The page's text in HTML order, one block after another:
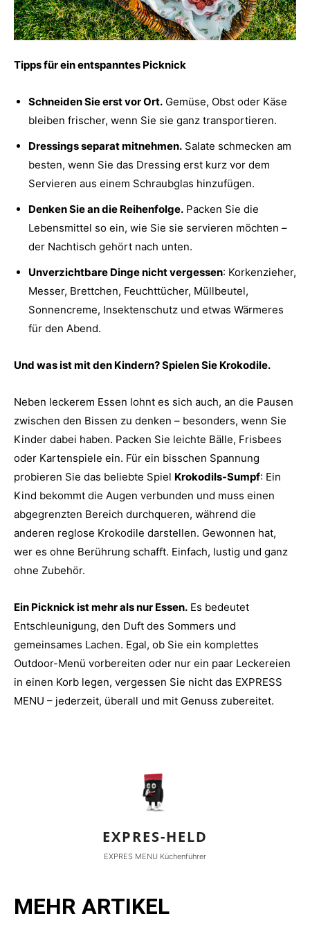
Tipps für ein entspanntes Picknick
Schneiden Sie erst vor Ort. Gemüse, Obst oder Käse
bleiben frischer, wenn Sie sie ganz transportieren.
Dressings separat mitnehmen. Salate schmecken am
besten, wenn Sie das Dressing erst kurz vor dem
Servieren aus einem Schraubglas hinzufügen.
Denken Sie an die Reihenfolge. Packen Sie die
Lebensmittel so ein, wie Sie sie servieren möchten –
der Nachtisch gehört nach unten.
Unverzichtbare Dinge nicht vergessen: Korkenzieher,
Messer, Brettchen, Feuchttücher, Müllbeutel,
Sonnencreme, Insektenschutz und etwas Wärmeres
für den Abend.
Und was ist mit den Kindern? Spielen Sie Krokodile.
Neben leckerem Essen lohnt es sich auch, an die Pausen
zwischen den Bissen zu denken – besonders, wenn Sie
Kinder dabei haben. Packen Sie leichte Bälle, Frisbees
oder Kartenspiele ein. Für ein bisschen Spannung
probieren Sie das beliebte Spiel Krokodils-Sumpf: Ein
Kind bekommt die Augen verbunden und muss einen
abgegrenzten Bereich durchqueren, während die
anderen reglose Krokodile darstellen. Gewonnen hat,
wer es ohne Berührung schafft. Einfach, lustig und ganz
ohne Zubehör.
Ein Picknick ist mehr als nur Essen. Es bedeutet
Entschleunigung, den Duft des Sommers und
gemeinsames Lachen. Egal, ob Sie ein komplettes
Outdoor-Menü vorbereiten oder nur ein paar Leckereien
in einen Korb legen, vergessen Sie nicht das EXPRESS
MENU – jederzeit, überall und mit Genuss zubereitet.
EXPRES-HELD
EXPRES MENU Küchenführer
MEHR ARTIKEL